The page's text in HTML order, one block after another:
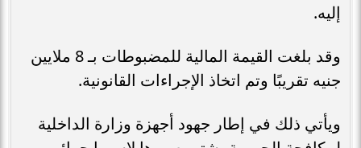
إليه.
وقد بلغت القيمة المالية للمضبوطات بـ 8 ملايين
جنيه تقريبًا وتم اتخاذ الإجراءات القانونية.
ويأتي ذلك في إطار جهود أجهزة وزارة الداخلية